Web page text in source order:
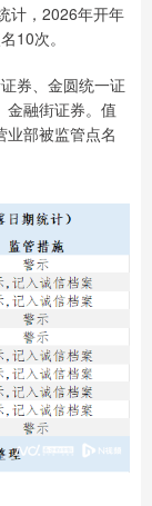
计，2026年开年
10次。
券、金圆统一证
金融街证券。值
业部被监管点名